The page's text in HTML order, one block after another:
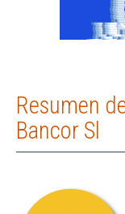
Resumen
Bancor Sl